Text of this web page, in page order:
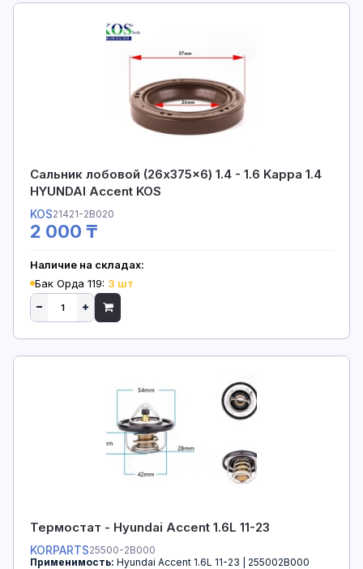
Сальник лобовой (26x375x6) 1.4 - 1.6 Kappa 1.4
HYUNDAI Accent KOS
KOS21421-2B020
2 000 ₸
Наличие на складах:
Бак Орда 119: 3 шт
Термостат - Hyundai Accent 1.6L 11-23
KORPARTS25500-2B000
Применимость: Hyundai Accent 1.6L 11-23 | 255002B000